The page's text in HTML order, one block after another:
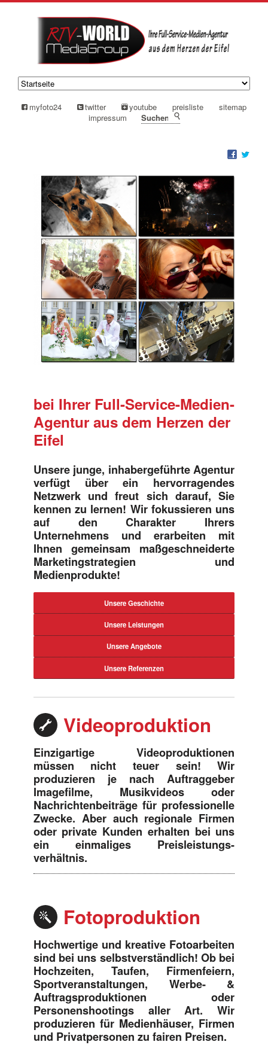
myfoto24 twitter youtube preisliste
sitemap
impressum
bei Ihrer Full-Service-Medien-
Agentur aus dem Herzen der
Eifel
Unsere junge, inhabergeführte Agentur
verfügt über ein hervorragendes
Netzwerk und freut sich darauf, Sie
kennen zu lernen! Wir fokussieren uns
auf den Charakter Ihrers
Unternehmens und erarbeiten mit
Ihnen gemeinsam maßgeschneiderte
Marketingstrategien und
Medienprodukte!
Unsere Geschichte
Unsere Leistungen
Unsere Angebote
Unsere Referenzen
Videoproduktion
Einzigartige Videoproduktionen
müssen nicht teuer sein! Wir
produzieren je nach Auftraggeber
Imagefilme, Musikvideos oder
Nachrichtenbeiträge für professionelle
Zwecke. Aber auch regionale Firmen
oder private Kunden erhalten bei uns
ein einmaliges Preisleistungs-
verhältnis.
Fotoproduktion
Hochwertige und kreative Fotoarbeiten
sind bei uns selbstverständlich! Ob bei
Hochzeiten, Taufen, Firmenfeiern,
Sportveranstaltungen, Werbe- &
Auftragsproduktionen oder
Personenshootings aller Art. Wir
produzieren für Medienhäuser, Firmen
und Privatpersonen zu fairen Preisen.